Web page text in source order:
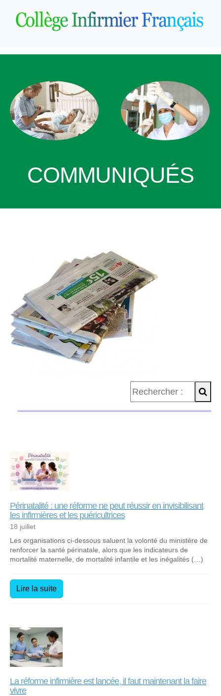
COMMUNIQUÉS
Périnatalité : une réforme ne peut réussir en invisibilisant
les infirmières et les puéricultrices
18 juillet
Les organisations ci-dessous saluent la volonté du ministère de
renforcer la santé périnatale, alors que les indicateurs de
mortalité maternelle, de mortalité infantile et les inégalités (…)
Lire la suite
La réforme infirmière est lancée, il faut maintenant la faire
vivre